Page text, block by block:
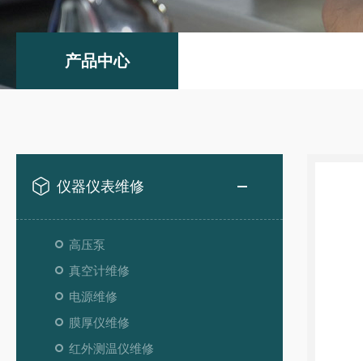
产品中心
仪器仪表维修
高压泵
真空计维修
电源维修
膜厚仪维修
红外测温仪维修